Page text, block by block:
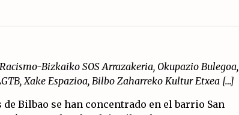
Bizkaiko SOS Arrazakeria, Okupazio Bulegoa,
Xake Espazioa, Bilbo Zaharreko Kultur Etxea […]